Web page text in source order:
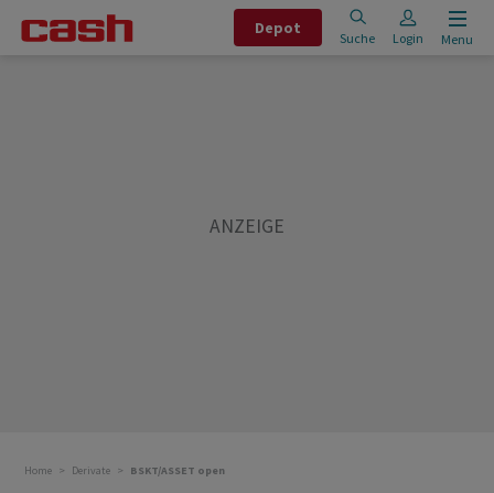
Depot
Suche Login Menu
Home Derivate BSKT/ASSET open